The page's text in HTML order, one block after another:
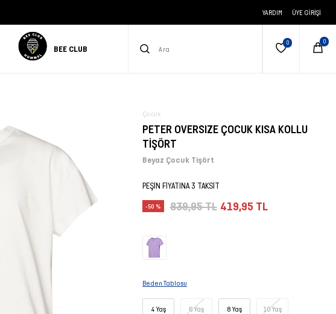
YARDIM ÜYE GIRIŞI
BEE CLUB
Çocuk
PETER OVERSIZE ÇOCUK KISA KOLLU
TİŞÖRT
Beyaz Çocuk Tişört
PEŞİN FİYATINA 3 TAKSİT
-50 % 839,95 TL 419,95 TL
Beden Tablosu
4 Yaş 6 Yaş 8 Yaş 10 Yaş